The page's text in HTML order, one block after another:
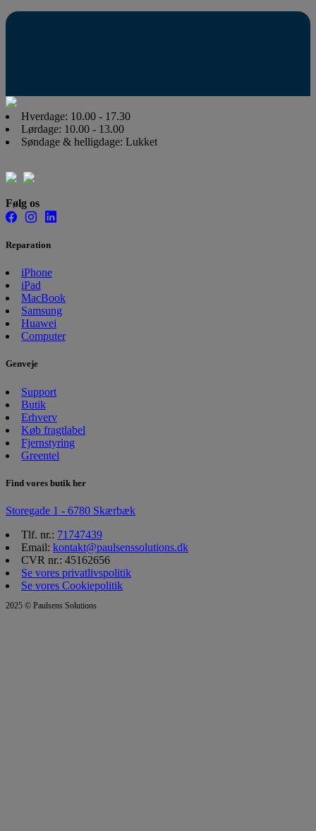
Hverdage: 10.00 - 17.30
Lørdage: 10.00 - 13.00
Søndage & helligdage: Lukket
Følg os
Reparation
iPhone
iPad
MacBook
Samsung
Huawei
Computer
Genveje
Support
Butik
Erhverv
Køb fragtlabel
Fjernstyring
Greentel
Find vores butik her
Storegade 1 - 6780 Skærbæk
Tlf. nr.: 71747439
Email: kontakt@paulsenssolutions.dk
CVR nr.: 45162656
Se vores privatlivspolitik
Se vores Cookiepolitik
2025 © Paulsens Solutions